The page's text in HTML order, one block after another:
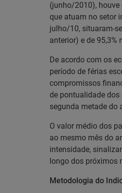
(junho/2010), houve
que atuam no setor
julho/10, situaram-
anterior) e de
De acordo com os
período de férias
compromissos
de pontualidade
segunda metade do
O valor médio dos
ao mesmo mês do
intensidade,
longo dos próximos
Metodologia do